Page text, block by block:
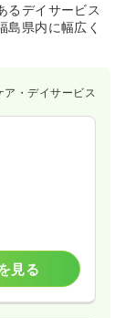
るデイサービス
島県内に幅広く
ア・デイサービス
見る